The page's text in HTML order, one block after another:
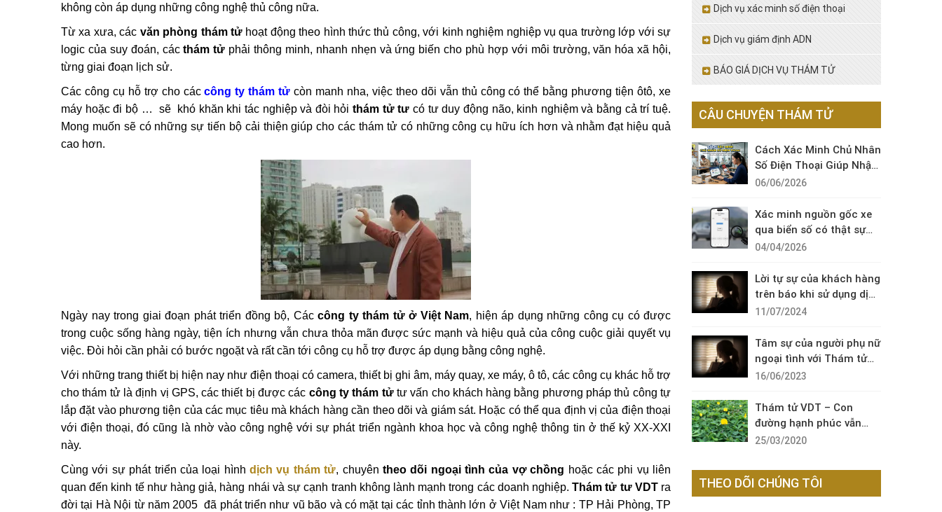
không còn áp dụng những công nghệ thủ công nữa.
Từ xa xưa, các văn phòng thám tửhoạt động theo hình thức thủ công, với kinh nghiệm nghiệp vụ qua trường lớp với sự
logic của suy đoán, cácthám tử phải thông minh, nhanh nhẹn và ứng biến cho phù hợp với môi trường, văn hóa xã hội,
từng giai đoạn lịch sử.
Các công cụ hỗ trợ cho các công ty thám tử còn manh nha, việc theo dõi vẫn thủ công có thể bằng phương tiện ôtô, xe
máy hoặc đi bộ … sẽ khó khăn khi tác nghiệp và đòi hỏi thám tử tư có tư duy động não, kinh nghiệm và bằng cả trí tuệ.
Mong muốn sẽ có những sự tiến bộ cải thiện giúp cho các thám tử có những công cụ hữu ích hơn và nhằm đạt hiệu quả
cao hơn.
Ngày nay trong giai đoạn phát triển đồng bộ, Các công ty thám tử ở Việt Nam, hiện áp dụng những công cụ có được
trong cuộc sống hàng ngày, tiện ích nhưng vẫn chưa thỏa mãn được sức mạnh và hiệu quả của công cuộc giải quyết vụ
việc. Đòi hỏi cần phải có bước ngoặt và rất cần tới công cụ hỗ trợ được áp dụng bằng công nghệ.
Với những trang thiết bị hiện nay như điện thoại có camera, thiết bị ghi âm, máy quay, xe máy, ô tô, các công cụ khác hỗ trợ
cho thám tử là định vị GPS, các thiết bị được các công ty thám tửtư vấn cho khách hàng bằng phương pháp thủ công tự
lắp đặt vào phương tiện của các mục tiêu mà khách hàng cần theo dõi và giám sát. Hoặc có thể qua định vị của điện thoại
với điện thoại, đó cũng là nhờ vào công nghệ với sự phát triển ngành khoa học và công nghệ thông tin ở thế kỷ XX-XXI
này.
Cùng với sự phát triển của loại hình dịch vụ thám tử, chuyên theo dõi ngoại tình của vợ chồng hoặc các phi vụ liên
quan đến kinh tế như hàng giả, hàng nhái và sự cạnh tranh không lành mạnh trong các doanh nghiệp.Thám tử tư VDTra
đời tại Hà Nội từ năm 2005 đã phát triển như vũ bão và có mặt tại các tỉnh thành lớn ở Việt Nam như : TP Hải Phòng, TP
Dịch vụ xác minh số điện thoại
Dịch vụ giám định ADN
BÁO GIÁ DỊCH VỤ THÁM TỬ
CÂU CHUYỆN THÁM TỬ
Cách Xác Minh Chủ Nhân
Số Điện Thoại Giúp Nhận
Diện Cuộc Gọi Đáng Ngờ
06/06/2026
Xác minh nguồn gốc xe
qua biển số có thật sự
cần thiết?
04/04/2026
Lời tự sự của khách hàng
trên báo khi sử dụng dịch
vụ thám tử sài gòn VDT
11/07/2024
Tâm sự của người phụ nữ
ngoại tình với Thám tử
VDT
16/06/2023
Thám tử VDT – Con
đường hạnh phúc vẫn
còn đó !
25/03/2020
THEO DÕI CHÚNG TÔI